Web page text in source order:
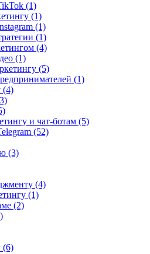
(1)
(1)
(1)
(1)
(4)
(1)
(5)
(1)
(4)
и чат-ботам (5)
(52)
(3)
(4)
(1)
(2)
(6)